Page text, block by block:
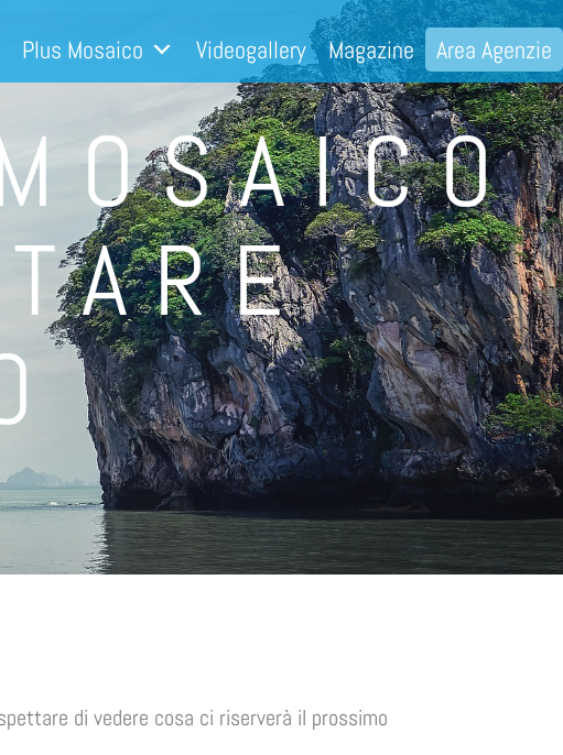
Plus Mosaico Videogallery Magazine Area Agenzie
di vedere cosa ci riserverà il prossimo